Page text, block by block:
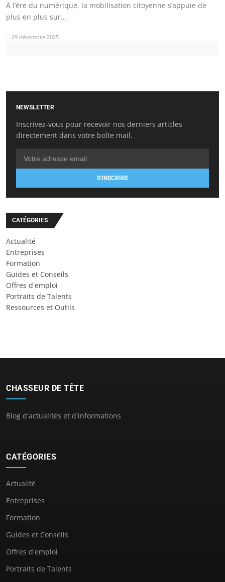
À l’ère du numérique, la mobilisation citoyenne s’appuie de
plus en plus sur…
29 décembre 2025
NEWSLETTER
Inscrivez-vous pour recevoir nos derniers articles
directement dans votre boîte mail.
S'INSCRIRE
CATÉGORIES
Actualité
Entreprises
Formation
Guides et Conseils
Offres d'emploi
Portraits de Talents
Ressources et Outils
CHASSEUR DE TÊTE
Blog d'actualités et d'informations
CATÉGORIES
Actualité
Entreprises
Formation
Guides et Conseils
Offres d'emploi
Portraits de Talents